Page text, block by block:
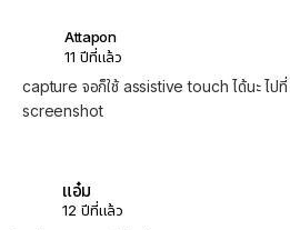
Attapon
11 ปีที่แล้ว
capture จอก็ใช้ assistive touch ได้นะ ไ
screenshot
แอ๋ม
12 ปีที่แล้ว